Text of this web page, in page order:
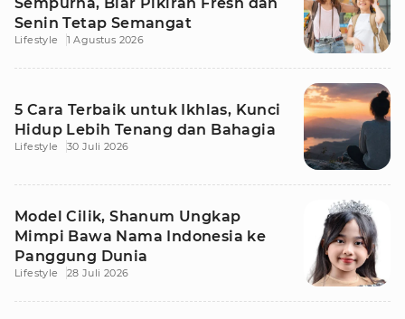
Senin Tetap Semangat
Lifestyle 1 Agustus 2026
5 Cara Terbaik untuk Ikhlas, Kunci
Hidup Lebih Tenang dan Bahagia
Lifestyle 30 Juli 2026
Model Cilik, Shanum Ungkap
Mimpi Bawa Nama Indonesia ke
Panggung Dunia
Lifestyle 28 Juli 2026